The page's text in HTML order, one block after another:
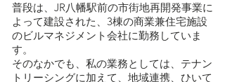
普段は、JR八幡駅前の市街地再開発事業に
よって建設された、3棟の商業兼住宅施設
のビルマネジメント会社に勤務していま
す。
そのなかでも、私の業務としては、テナン
トリーシングに加えて、地域連携、ひいて